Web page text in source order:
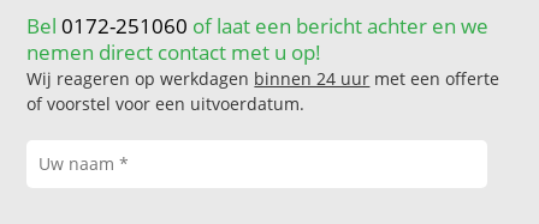
Bel0172-251060 of laat een bericht achter en we
nemen direct contact met u op!
Wij reageren op werkdagen binnen 24 uur met een offerte
of voorstel voor een uitvoerdatum.